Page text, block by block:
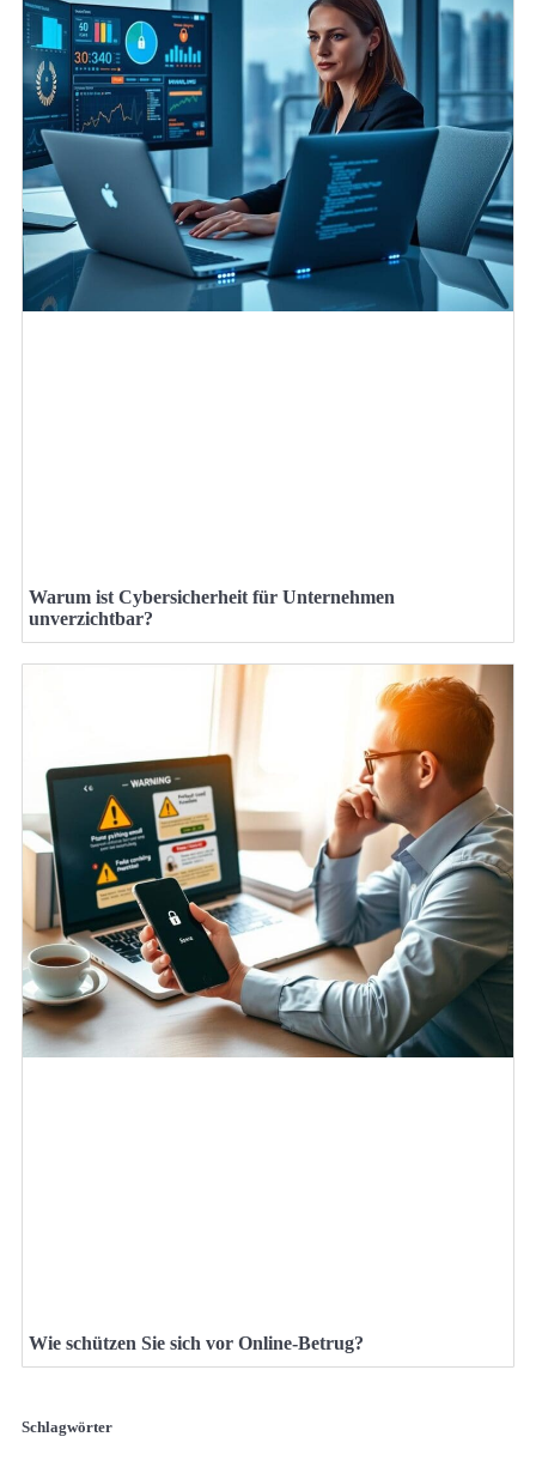
Warum ist Cybersicherheit für Unternehmen
unverzichtbar?
Wie schützen Sie sich vor Online-Betrug?
Schlagwörter